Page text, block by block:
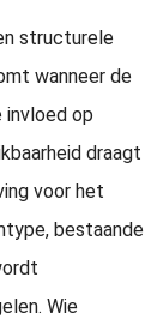
structurele
wanneer de
invloed op
draagt
voor het
bestaande
Wie